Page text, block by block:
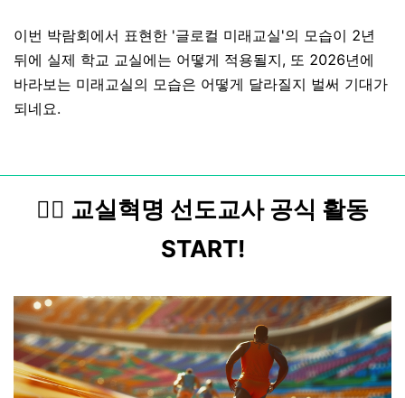
이번 박람회에서 표현한 '글로컬 미래교실'의 모습이 2년
뒤에 실제 학교 교실에는 어떻게 적용될지, 또 2026년에
바라보는 미래교실의 모습은 어떻게 달라질지 벌써 기대가
되네요.
🏃‍♂️ 교실혁명 선도교사 공식 활동
START!